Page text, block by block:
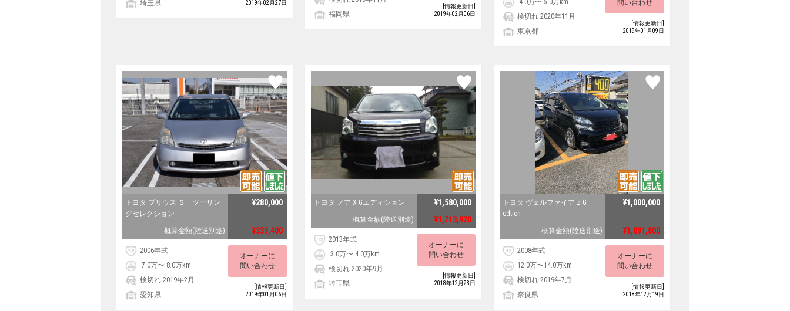
埼玉県
2019年02月27日
福岡県
[情報更新日]
2019年02月06日
4.0万〜 5.0万km
検切れ 2020年11月
東京都
問い合わせ
[情報更新日]
2019年01月09日
トヨタ プリウス Ｓ ツーリン
グセレクション
¥280,000
概算金額(陸送別途) ¥339,400
2006年式
7.0万〜 8.0万km
検切れ 2019年2月
愛知県
オーナーに
問い合わせ
[情報更新日]
2019年01月06日
トヨタ ノア X Gエディション ¥1,580,000
概算金額(陸送別途) ¥1,713,920
2013年式
3.0万〜 4.0万km
検切れ 2020年9月
埼玉県
オーナーに
問い合わせ
[情報更新日]
2018年12月23日
トヨタ ヴェルファイア Z G
edtion
¥1,000,000
概算金額(陸送別途) ¥1,091,800
2008年式
12.0万〜14.0万km
検切れ 2019年7月
奈良県
オーナーに
問い合わせ
[情報更新日]
2018年12月19日